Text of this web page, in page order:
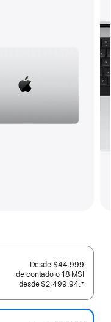
Desde $44,999
de contado o 18 MSI
desde $2,499.94.
Nota al pie
±